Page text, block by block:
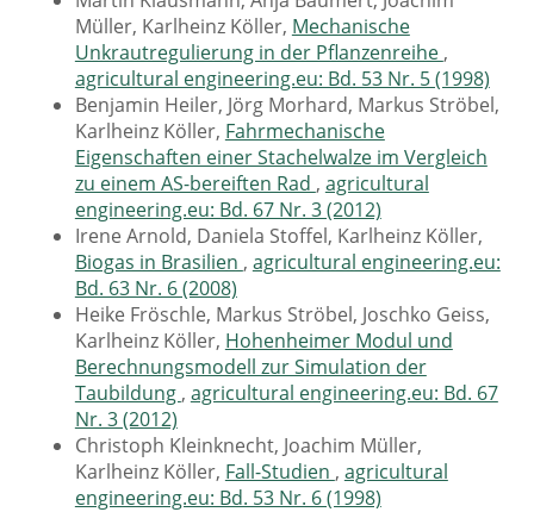
Müller, Karlheinz Köller, Mechanische
Unkrautregulierung in der Pflanzenreihe ,
agricultural engineering.eu: Bd. 53 Nr. 5 (1998)
Benjamin Heiler, Jörg Morhard, Markus Ströbel,
Karlheinz Köller, Fahrmechanische
Eigenschaften einer Stachelwalze im Vergleich
zu einem AS-bereiften Rad , agricultural
engineering.eu: Bd. 67 Nr. 3 (2012)
Irene Arnold, Daniela Stoffel, Karlheinz Köller,
Biogas in Brasilien , agricultural engineering.eu:
Bd. 63 Nr. 6 (2008)
Heike Fröschle, Markus Ströbel, Joschko Geiss,
Karlheinz Köller, Hohenheimer Modul und
Berechnungsmodell zur Simulation der
Taubildung , agricultural engineering.eu: Bd. 67
Nr. 3 (2012)
Christoph Kleinknecht, Joachim Müller,
Karlheinz Köller, Fall-Studien , agricultural
engineering.eu: Bd. 53 Nr. 6 (1998)